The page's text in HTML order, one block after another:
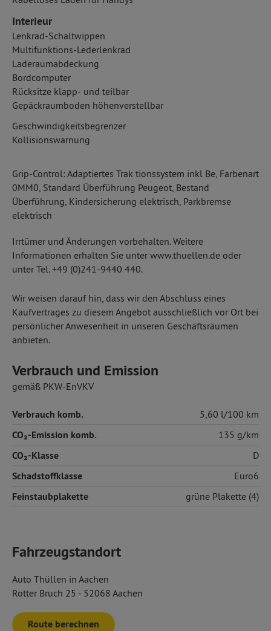
Interieur
Lenkrad-Schaltwippen
Multifunktions-Lederlenkrad
Laderaumabdeckung
Bordcomputer
Rücksitze klapp- und teilbar
Gepäckraumboden höhenverstellbar
Geschwindigkeitsbegrenzer
Kollisionswarnung
Grip-Control: Adaptiertes Trak tionssystem inkl Be, Farbenart
0MM0, Standard Überführung Peugeot, Bestand
Überführung, Kindersicherung elektrisch, Parkbremse
elektrisch
Irrtümer und Änderungen vorbehalten. Weitere
Informationen erhalten Sie unter www.thuellen.de oder
unter Tel. +49 (0)241-9440 440.
Wir weisen darauf hin, dass wir den Abschluss eines
Kaufvertrages zu diesem Angebot ausschließlich vor Ort bei
persönlicher Anwesenheit in unseren Geschäftsräumen
anbieten.
Verbrauch und Emission
gemäß PKW-EnVKV
Verbrauch komb. 5,60 l/100 km
CO₂-Emission komb. 135 g/km
CO₂-Klasse D
Schadstoffklasse Euro6
Feinstaubplakette grüne Plakette (4)
Fahrzeugstandort
Auto Thüllen in Aachen
Rotter Bruch 25 - 52068 Aachen
Route berechnen